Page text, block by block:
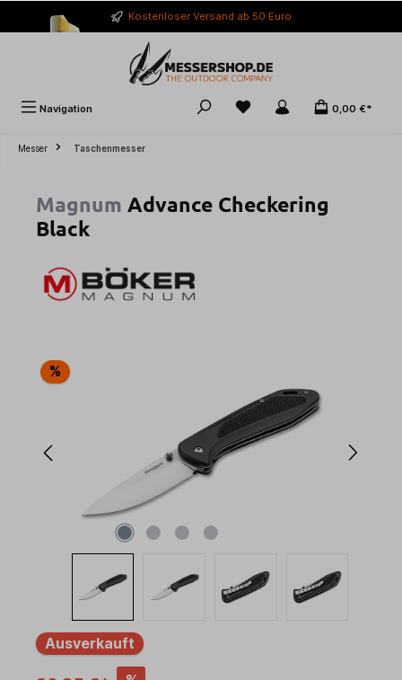
springen Kostenloser Versand ab 50 Euro
Navigation 0,00 €*
Messer Taschenmesser
Magnum Advance Checkering
Black
Bildergalerie überspringen
%
Ausverkauft